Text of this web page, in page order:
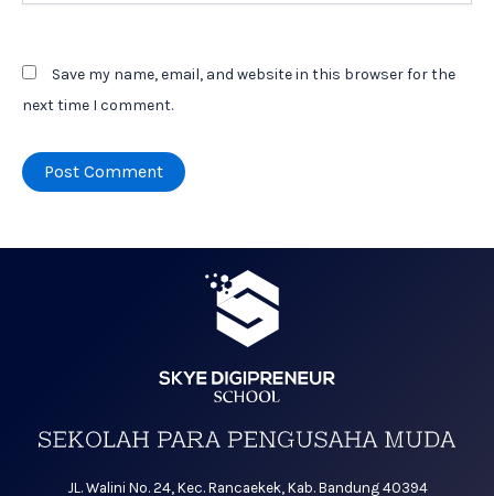
Save my name, email, and website in this browser for the
next time I comment.
JL. Walini No. 24, Kec. Rancaekek, Kab. Bandung 40394